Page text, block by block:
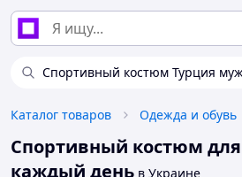
Спортивный костюм Турция
Каталог товаров Одежда и обувь
Спортивный костюм
каждый день в Украине